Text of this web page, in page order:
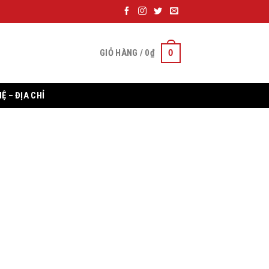
GIỎ HÀNG / 0₫ 0
– ĐỊA CHỈ